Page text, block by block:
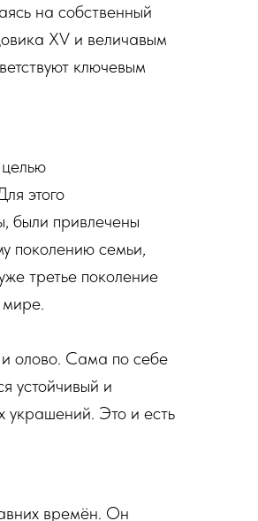
на собственный
XV и величавым
ключевым
этого
были привлечены
поколению семьи,
третье поколение
и олово. Сама по себе
устойчивый и
украшений. Это и есть
времён. Он